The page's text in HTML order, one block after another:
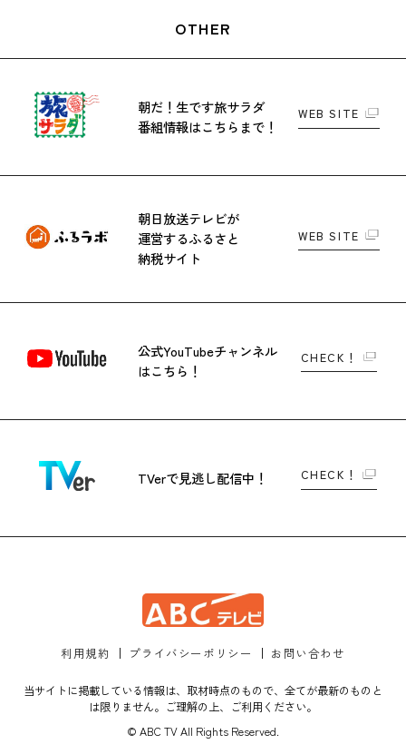
OTHER
朝だ！生です旅サラダ
番組情報はこちらまで！
WEB SITE
朝日放送テレビが
運営するふるさと
納税サイト
WEB SITE
公式YouTubeチャンネル
はこちら！
CHECK！
TVerで見逃し配信中！ CHECK！
利用規約 プライバシーポリシー お問い合わせ
当サイトに掲載している情報は、取材時点のもので、全てが最新のものと
は限りません。ご理解の上、ご利用ください。
© ABC TV All Rights Reserved.